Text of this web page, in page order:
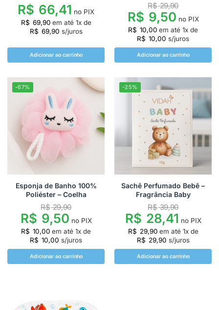
R$ 66,41 no PIX
R$ 69,90 em até 1x de
R$ 69,90 s/juros
Adicionar ao carrinho
R$29,90
R$ 9,50 no PIX
R$ 10,00 em até 1x de
R$ 10,00 s/juros
Adicionar ao carrinho
-67%
Esponja de Banho 100%
Poliéster – Coelha
R$29,90
R$ 9,50 no PIX
R$ 10,00 em até 1x de
R$ 10,00 s/juros
Adicionar ao carrinho
-25%
Sachê Perfumado Bebê –
Fragrância Baby
R$39,90
R$ 28,41 no PIX
R$ 29,90 em até 1x de
R$ 29,90 s/juros
Adicionar ao carrinho